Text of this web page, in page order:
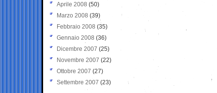
Aprile 2008 (50)
Marzo 2008 (39)
Febbraio 2008 (35)
Gennaio 2008 (36)
Dicembre 2007 (25)
Novembre 2007 (22)
Ottobre 2007 (27)
Settembre 2007 (23)